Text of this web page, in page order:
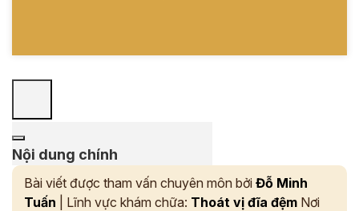
Nội dung chính
Bài viết được tham vấn chuyên môn bởi Đỗ Minh
Tuấn | Lĩnh vực khám chữa: Thoát vị đĩa đệm Nơi